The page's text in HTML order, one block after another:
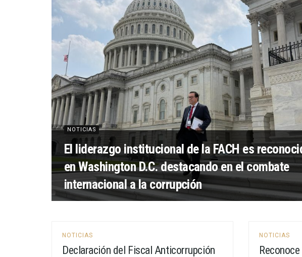
NOTICIAS
El liderazgo institucional de la FACH es
en Washington D.C. destacando en el combate
internacional a la corrupción
NOTICIAS
Declaración del Fiscal Anticorrupción
NOTICIAS